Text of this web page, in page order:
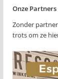
Onze Partners
Zonder
trots om ze